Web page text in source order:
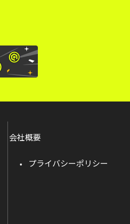
会社概要
プライバシーポリシー